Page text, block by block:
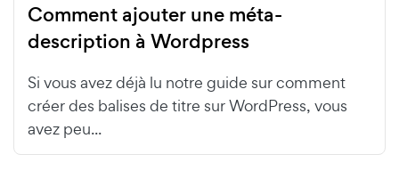
Comment ajouter une méta-
description à Wordpress
Si vous avez déjà lu notre guide sur comment
créer des balises de titre sur WordPress, vous
avez peu...